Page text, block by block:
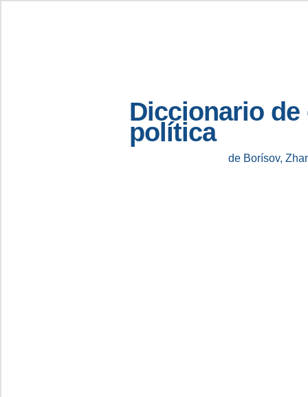
Diccionario de
política
de Borísov,